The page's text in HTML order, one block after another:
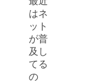
はネ
ット
が普
及し
てる
の